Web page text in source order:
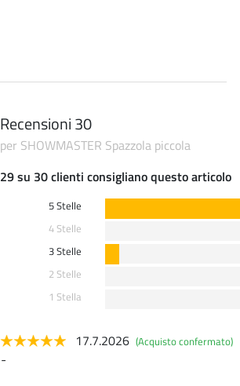
Recensioni 30
per SHOWMASTER Spazzola piccola
29 su 30 clienti consigliano questo articolo
5 Stelle
4 Stelle
3 Stelle
2 Stelle
1 Stella
17.7.2026 (Acquisto confermato)
-